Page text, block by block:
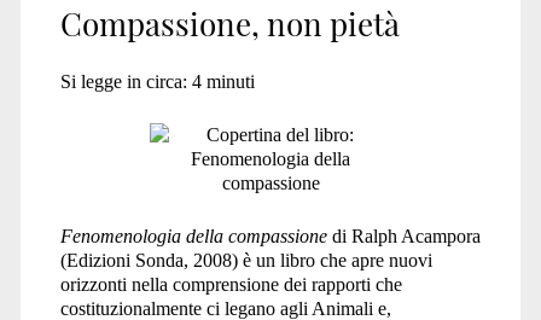
<span>residenzialità</
Compassione, non pietà
Si legge in circa: 4 minuti
Fenomenologia della compassionedi Ralph Acampora
(Edizioni Sonda, 2008) è un libro che apre nuovi
orizzonti nella comprensione dei rapporti che
costituzionalmente ci legano agli Animali e,